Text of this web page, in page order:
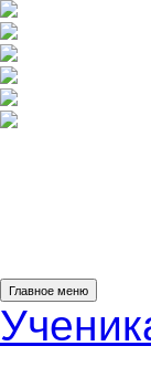
Главное меню